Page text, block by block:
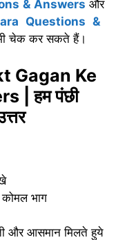
& Answers और
Questions &
चेक कर सकते हैं।
Gagan Ke
|हम पंछी
भाग
और आसमान मिलते हुये